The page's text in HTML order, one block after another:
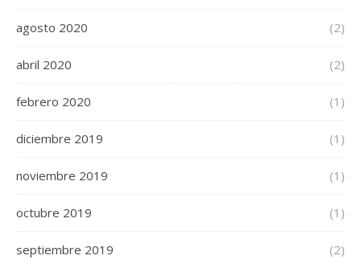
agosto 2020 (2)
abril 2020 (2)
febrero 2020 (1)
diciembre 2019 (1)
noviembre 2019 (1)
octubre 2019 (1)
septiembre 2019 (2)